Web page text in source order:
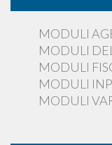
MODULI
MODULI
MODULI
MODULI
MODULI